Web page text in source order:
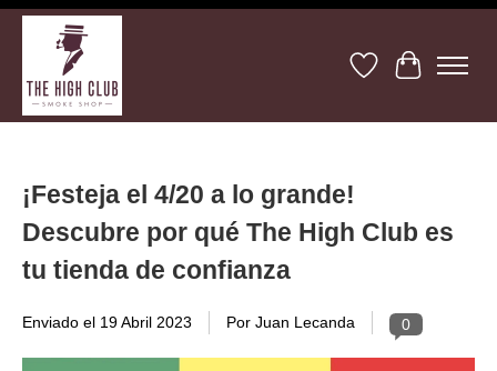
Lista de deseos
Cesta
¡Festeja el 4/20 a lo grande!
Descubre por qué The High Club es
tu tienda de confianza
Enviado el 19 Abril 2023 Por Juan Lecanda 0